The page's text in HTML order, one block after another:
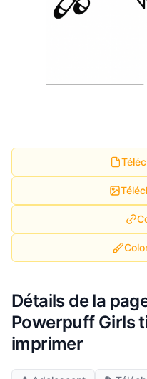
Détails de la
Powerpuff Girls
imprimer